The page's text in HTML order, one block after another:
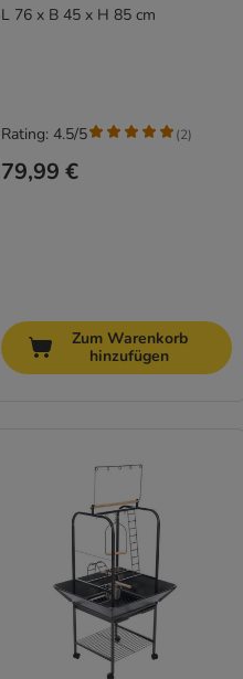
L 76 x B 45 x H 85 cm
79,99 €
Rating: 4.5/5 (2)
Zum Warenkorb
hinzufügen